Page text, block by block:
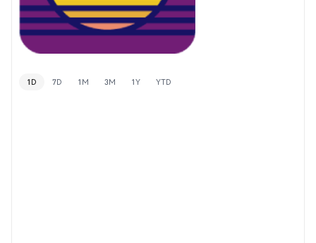
1D 7D 1M 3M 1Y YTD